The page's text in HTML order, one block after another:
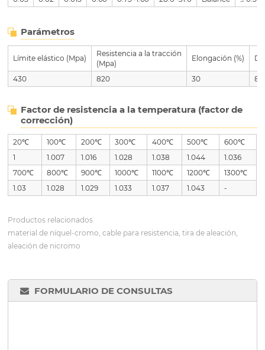
Parámetros
Límite elástico (Mpa)
Resistencia a la tracción
(Mpa)
Elongación (%)
430 820 30 8.2
Factor de resistencia a la temperatura (factor de
corrección)
20℃ 100℃ 200℃ 300℃ 400℃ 500℃
600℃
1
1.007 1.016 1.028 1.038 1.044
1.036
700℃
800℃ 900℃ 1000℃ 1100℃ 1200℃
1300℃
1.03
1.028 1.029 1.033 1.037 1.043 -
Productos relacionados
material de níquel-cromo, cable para resistencia, tira de aleación,
aleación de nicromo
FORMULARIO DE CONSULTAS